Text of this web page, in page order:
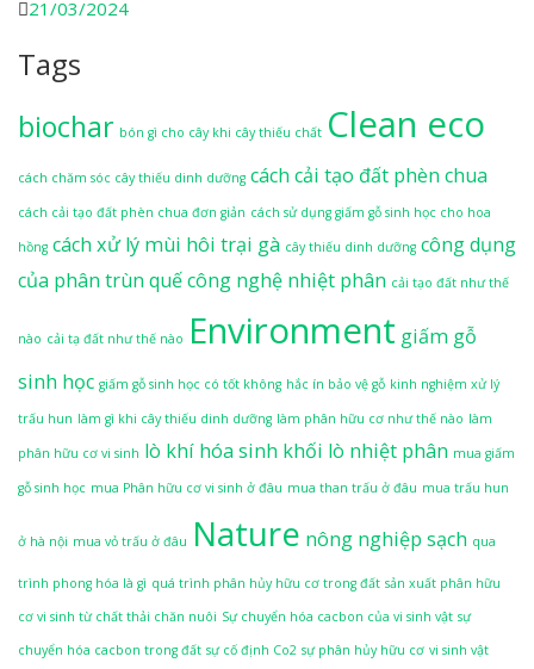
21/03/2024
Tags
biochar bón gì cho cây khi cây thiếu chất Clean eco
cách chăm sóc cây thiếu dinh dưỡng cách cải tạo đất phèn chua
cách cải tạo đất phèn chua đơn giản cách sử dụng giấm gỗ sinh học cho hoa
hồng cách xử lý mùi hôi trại gà cây thiếu dinh dưỡng công dụng
của phân trùn quếcông nghệ nhiệt phân cải tạo đất như thế
nào cải tạ đất như thế nào Environment giấm gỗ
sinh học giấm gỗ sinh học có tốt không hắc ín bảo vệ gỗ kinh nghiệm xử lý
trấu hun làm gì khi cây thiếu dinh dưỡng làm phân hữu cơ như thế nào làm
phân hữu cơ vi sinh lò khí hóa sinh khối lò nhiệt phân mua giấm
gỗ sinh học mua Phân hữu cơ vi sinh ở đâu mua than trấu ở đâu mua trấu hun
ở hà nội mua vỏ trấu ở đâu Nature nông nghiệp sạch qua
trình phong hóa là gì quá trình phân hủy hữu cơ trong đất sản xuất phân hữu
cơ vi sinh từ chất thải chăn nuôi Sự chuyển hóa cacbon của vi sinh vật sự
chuyển hóa cacbon trong đất sự cố định Co2 sự phân hủy hữu cơ vi sinh vật